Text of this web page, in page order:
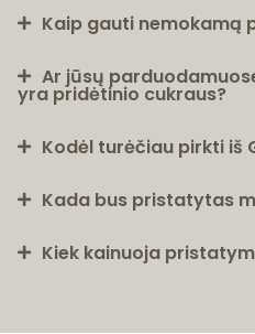
Kaip gauti nemokamą
Ar jūsų
yra pridėtinio cukraus?
Kodėl turėčiau pirkti iš
Kada bus pristatytas
Kiek kainuoja